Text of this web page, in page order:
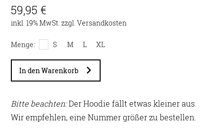
59,95 €
inkl. 19% MwSt. zzgl.Versandkosten
Menge: S M L XL
In den Warenkorb
Bitte beachten:Der Hoodie fällt etwas kleiner aus.
Wir empfehlen, eine Nummer größer zu bestellen.